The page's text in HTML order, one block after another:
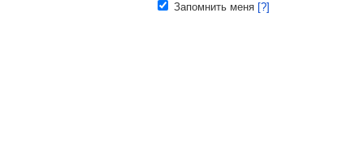
Запомнить меня [?]